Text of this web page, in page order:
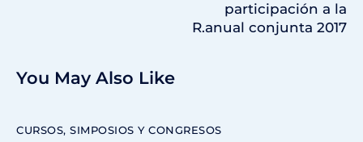
participación a la
R.anual conjunta 2017
You May Also Like
CURSOS, SIMPOSIOS Y CONGRESOS